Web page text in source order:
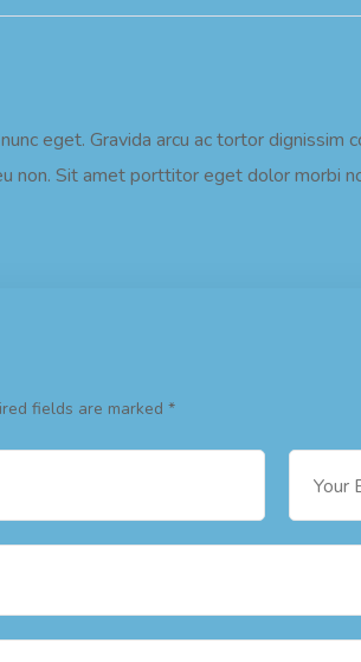
eget. Gravida arcu ac tortor
non. Sit amet porttitor eget dolor morbi
fields are marked *